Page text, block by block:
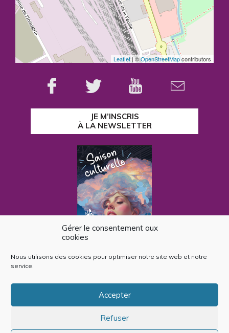
Gérer le consentement aux
cookies
Nous utilisons des cookies pour optimiser notre site web et notre
service.
Accepter
Refuser
Leaflet | ©OpenStreetMapcontributors
JE M’INSCRIS
À LA NEWSLETTER
CONSULTER
Plan du site
Mentions légales
Politique de cookies (UE)